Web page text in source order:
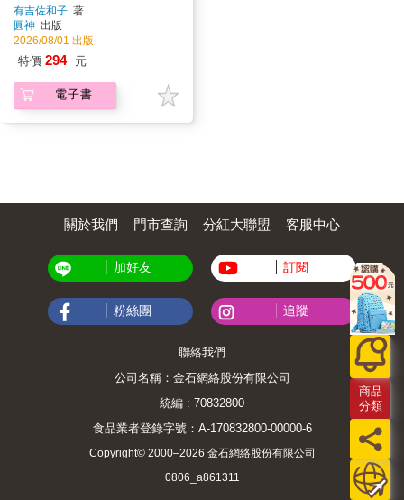
王】
有吉佐和子 著
圓神 出版
2026/08/01 出版
特價 294 元
電子書
商品
分類
關於我們 門市查詢 分紅大聯盟 客服中心
加好友 訂閱
粉絲團 追蹤
聯絡我們
公司名稱：金石網絡股份有限公司
統編 : 70832800
食品業者登錄字號：A-170832800-00000-6
Copyright© 2000–2026 金石網絡股份有限公司
0806_a861311